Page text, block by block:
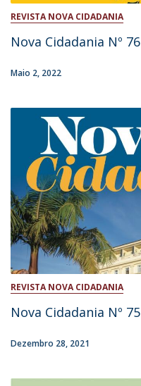
REVISTA NOVA CIDADANIA
Nova Cidadania Nº 76
Maio 2, 2022
REVISTA NOVA CIDADANIA
Nova Cidadania Nº 75
Dezembro 28, 2021